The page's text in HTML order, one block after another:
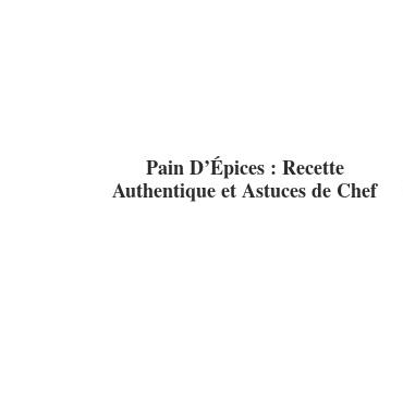
Pain D’Épices : Recette
Authentique et Astuces de Chef